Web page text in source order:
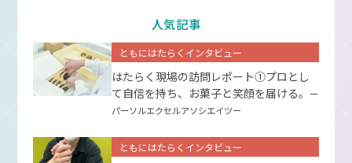
人気記事
ともにはたらくインタビュー
はたらく現場の訪問レポート①プロとし
て⾃信を持ち、お菓⼦と笑顔を届ける。
ー
パーソルエクセルアソシエイツー
ともにはたらくインタビュー